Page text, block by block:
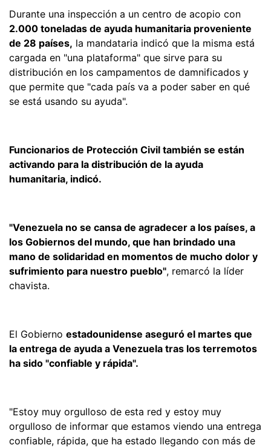
Durante una inspección a un centro de acopio con
2.000 toneladas de ayuda humanitaria proveniente
de 28 países, la mandataria indicó que la misma está
cargada en "una plataforma" que sirve para su
distribución en los campamentos de damnificados y
que permite que "cada país va a poder saber en qué
se está usando su ayuda".
Funcionarios de Protección Civil también se están
activando para la distribución de la ayuda
humanitaria, indicó.
"Venezuela no se cansa de agradecer a los países, a
los Gobiernos del mundo, que han brindado una
mano de solidaridad en momentos de mucho dolor y
sufrimiento para nuestro pueblo", remarcó la líder
chavista.
El Gobierno estadounidense aseguró el martes que
la entrega de ayuda a Venezuela tras los terremotos
ha sido "confiable y rápida".
"Estoy muy orgulloso de esta red y estoy muy
orgulloso de informar que estamos viendo una entrega
confiable, rápida, que ha estado llegando con más de